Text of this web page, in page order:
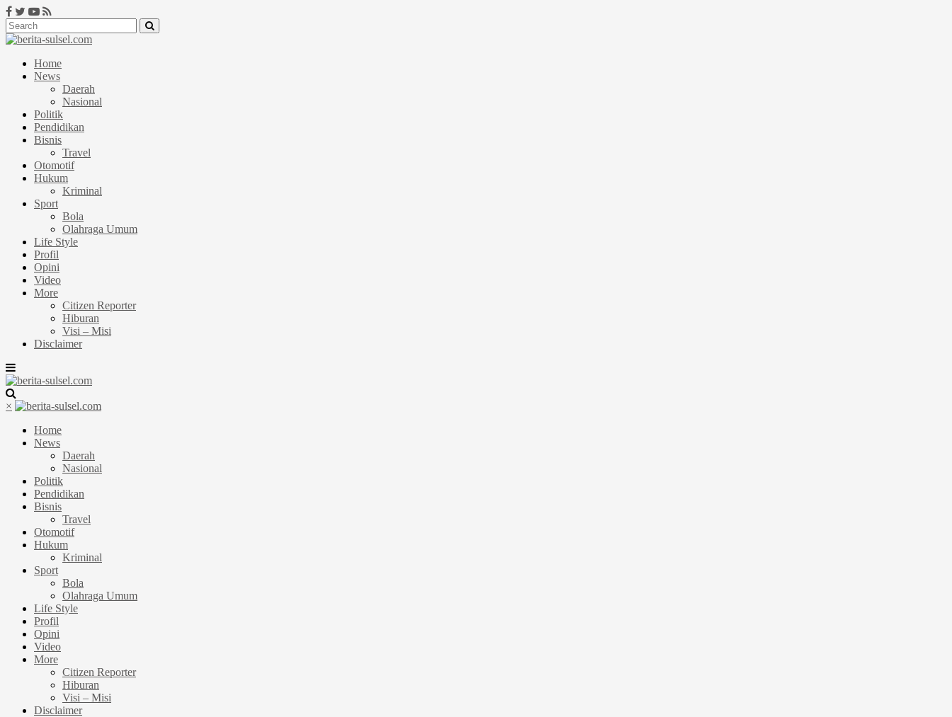
Home
News
Daerah
Nasional
Politik
Pendidikan
Bisnis
Travel
Otomotif
Hukum
Kriminal
Sport
Bola
Olahraga Umum
Life Style
Profil
Opini
Video
More
Citizen Reporter
Hiburan
Visi – Misi
Disclaimer
×
Home
News
Daerah
Nasional
Politik
Pendidikan
Bisnis
Travel
Otomotif
Hukum
Kriminal
Sport
Bola
Olahraga Umum
Life Style
Profil
Opini
Video
More
Citizen Reporter
Hiburan
Visi – Misi
Disclaimer